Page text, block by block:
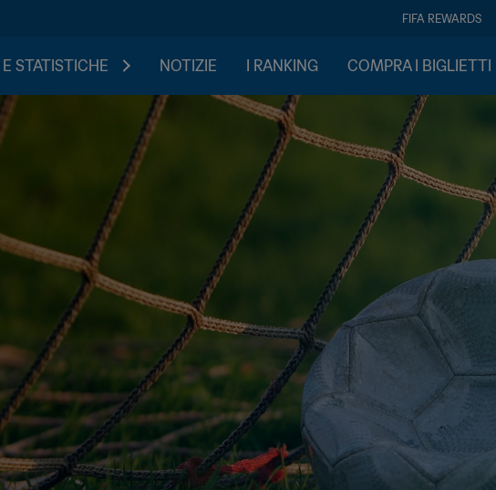
FIFA REWARDS
STATISTICHE NOTIZIE I RANKING COMPRA I BIGLIETTI